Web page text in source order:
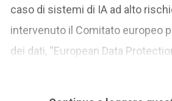
caso di sistemi di IA ad alto
intervenuto il Comitato europeo
dei dati, “European Data